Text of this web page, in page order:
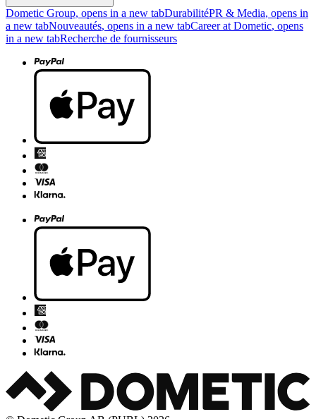
Dometic Group, opens in a new tabDurabilitéPR & Media, opens in
a new tabNouveautés, opens in a new tabCareer at Dometic, opens
in a new tabRecherche de fournisseurs